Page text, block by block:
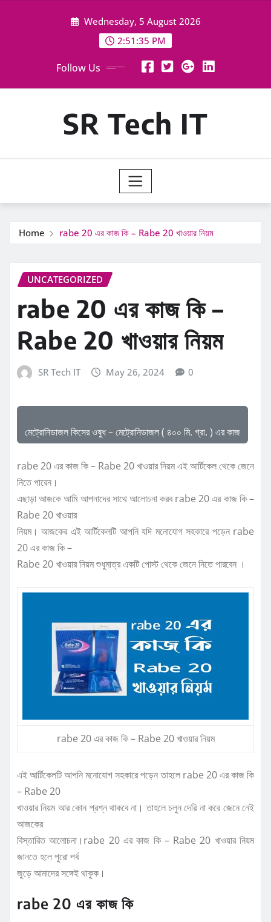
Wednesday, 5 August 2026
2:51:36 PM
Follow Us
SR Tech IT
Home rabe 20 এর কাজ কি – Rabe 20 খাওয়ার নিয়ম
UNCATEGORIZED
rabe 20 এর কাজ কি –
Rabe 20 খাওয়ার নিয়ম
SR Tech IT May 26, 2024 0
মেট্রোনিডাজল কিসের ওষুধ – মেট্রোনিডাজল ( ৪০০ মি. গ্রা. ) এর কাজ
rabe 20 এর কাজ কি – Rabe 20 খাওয়ার নিয়ম এই আর্টিকেল থেকে জেনে
নিতে পারেন।
এছাড়া আজকে আমি আপনাদের সাথে আলোচনা করব rabe 20 এর কাজ কি –
Rabe 20 খাওয়ার
নিয়ম। আজকের এই আর্টিকেলটি আপনি যদি মনোযোগ সহকারে পড়েন rabe
20 এর কাজ কি –
Rabe 20 খাওয়ার নিয়ম শুধুমাত্র একটি পোস্ট থেকে জেনে নিতে পারবেন ।
rabe 20 এর কাজ কি – Rabe 20 খাওয়ার নিয়ম
এই আর্টিকেলটি আপনি মনোযোগ সহকারে পড়েন তাহলে rabe 20 এর কাজ কি
– Rabe 20
খাওয়ার নিয়ম আর কোন প্রশ্ন থাকবে না। তাহলে চলুন দেরি না করে জেনে নেই
আজকের
বিস্তারিত আলোচনা।rabe 20 এর কাজ কি – Rabe 20 খাওয়ার নিয়ম
জানতে হলে পুরো পর্ব
জুড়ে আমাদের সঙ্গেই থাকুক।
rabe 20 এর কাজ কি